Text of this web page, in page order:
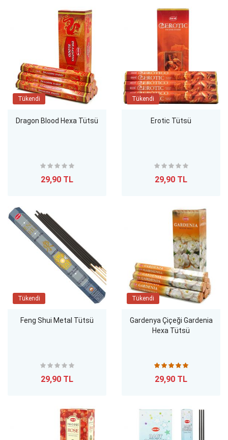
Tükendi
Dragon Blood Hexa Tütsü
29,90 TL
Tükendi
Erotic Tütsü
29,90 TL
Tükendi
Feng Shui Metal Tütsü
29,90 TL
Tükendi
Gardenya Çiçeği Gardenia
Hexa Tütsü
29,90 TL